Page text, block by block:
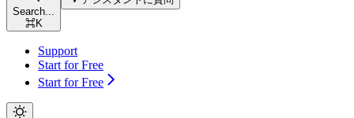
Search...
⌘K
Support
Start for Free
Start for Free